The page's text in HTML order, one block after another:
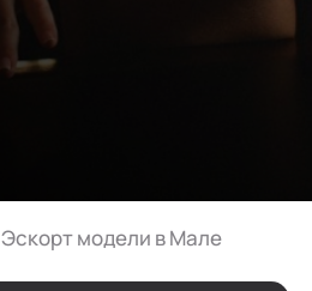
Эскорт модели в Мале